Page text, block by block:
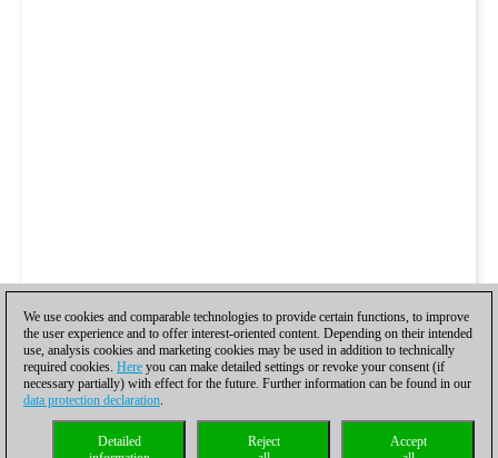
We use cookies and comparable technologies to provide certain functions, to improve
the user experience and to offer interest-oriented content. Depending on their intended
use, analysis cookies and marketing cookies may be used in addition to technically
required cookies. Here you can make detailed settings or revoke your consent (if
necessary partially) with effect for the future. Further information can be found in our
data protection declaration.
Accept
Reject
Detailed